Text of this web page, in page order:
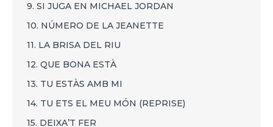
9. SI JUGA EN MICHAEL JORDAN
10. NÚMERO DE LA JEANETTE
11. LA BRISA DEL RIU
12. QUE BONA ESTÀ
13. TU ESTÀS AMB MI
14. TU ETS EL MEU MÓN (REPRISE)
15. DEIXA’T FER